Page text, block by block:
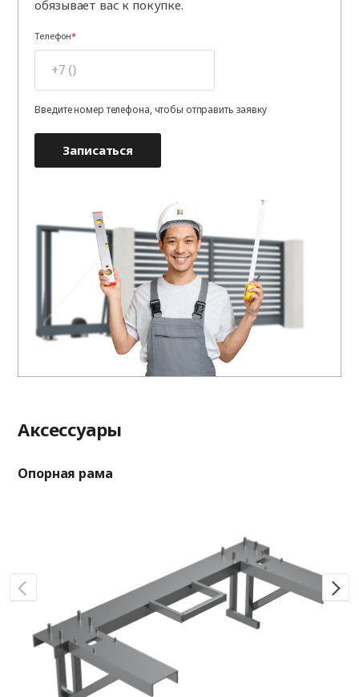
обязывает вас к покупке.
Телефон
Введите номер телефона, чтобы отправить заявку
Записаться
Aксессуары
Опорная рама